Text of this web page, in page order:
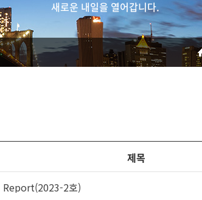
알림/자료
사진/영상
알림/자료
사진/영상
새로운 내일을 열어갑니다.
제목
Report(2023-2호)